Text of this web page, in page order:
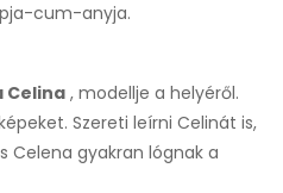
cum-anyja.
Celina, modellje a helyéről.
Szereti leírni Celinát is,
Celena gyakran lógnak a